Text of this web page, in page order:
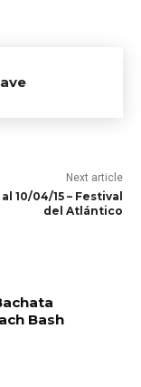
Next article
10/04/15 – Festival
del Atlántico
Bash